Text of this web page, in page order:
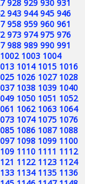
928 929 930 931
943 944 945 946
958 959 960 961
973 974 975 976
988 989 990 991
1002 1003 1004
1014 1015 1016
1026 1027 1028
1038 1039 1040
1050 1051 1052
1062 1063 1064
1074 1075 1076
1086 1087 1088
1098 1099 1100
1110 1111 1112
1122 1123 1124
1134 1135 1136